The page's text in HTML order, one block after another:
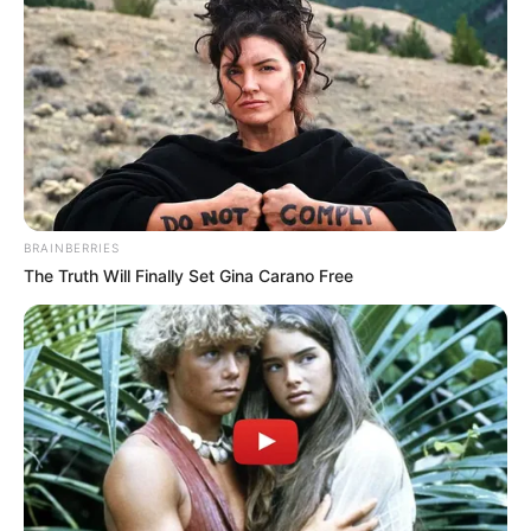
Pronostics PMU de la presse du Quinté le
Turf complet du PRIX DU JARDIN DES EAUX
MINERALES
Retrouvez tous les jours lespronostics de la presse sur
BRAINBERRIES
The Truth Will Finally Set Gina Carano Free